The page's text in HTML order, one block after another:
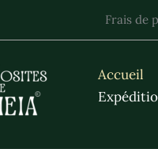
Frais de
Accueil